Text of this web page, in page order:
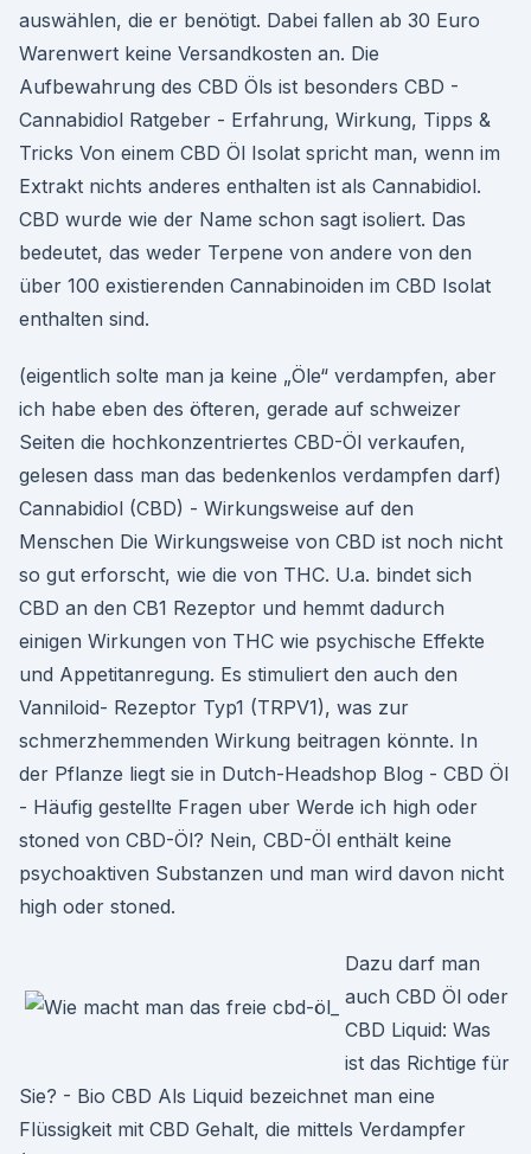
auswählen, die er benötigt. Dabei fallen ab 30 Euro
Warenwert keine Versandkosten an. Die
Aufbewahrung des CBD Öls ist besonders CBD -
Cannabidiol Ratgeber - Erfahrung, Wirkung, Tipps &
Tricks Von einem CBD Öl Isolat spricht man, wenn im
Extrakt nichts anderes enthalten ist als Cannabidiol.
CBD wurde wie der Name schon sagt isoliert. Das
bedeutet, das weder Terpene von andere von den
über 100 existierenden Cannabinoiden im CBD Isolat
enthalten sind.
(eigentlich solte man ja keine „Öle“ verdampfen, aber
ich habe eben des öfteren, gerade auf schweizer
Seiten die hochkonzentriertes CBD-Öl verkaufen,
gelesen dass man das bedenkenlos verdampfen darf)
Cannabidiol (CBD) - Wirkungsweise auf den
Menschen Die Wirkungsweise von CBD ist noch nicht
so gut erforscht, wie die von THC. U.a. bindet sich
CBD an den CB1 Rezeptor und hemmt dadurch
einigen Wirkungen von THC wie psychische Effekte
und Appetitanregung. Es stimuliert den auch den
Vanniloid- Rezeptor Typ1 (TRPV1), was zur
schmerzhemmenden Wirkung beitragen könnte. In
der Pflanze liegt sie in Dutch-Headshop Blog - CBD Öl
- Häufig gestellte Fragen uber Werde ich high oder
stoned von CBD-Öl? Nein, CBD-Öl enthält keine
psychoaktiven Substanzen und man wird davon nicht
high oder stoned.
Dazu darf man
auch CBD Öl oder
CBD Liquid: Was
ist das Richtige für
Sie? - Bio CBD Als Liquid bezeichnet man eine
Flüssigkeit mit CBD Gehalt, die mittels Verdampfer